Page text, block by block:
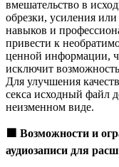
вмешательство в
обрезки, усиления
навыков и
привести к
ценной информации,
исключит
Для улучшения
секса исходный файл
неизменном виде.
Возможности и
аудиозаписи для